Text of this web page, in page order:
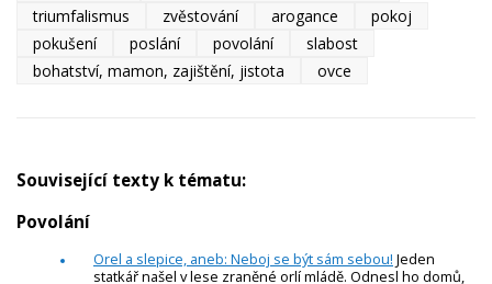
triumfalismus
zvěstování arogance
pokoj
pokušení
poslání povolání
slabost
bohatství, mamon, zajištění, jistota
ovce
Související texty k tématu:
Povolání
Orel a slepice, aneb: Neboj se být sám sebou! Jeden
statkář našel v lese zraněné orlí mládě. Odnesl ho domů,